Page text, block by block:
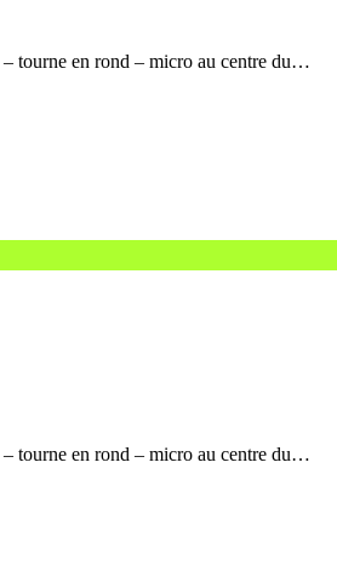
tourne en rond – micro au centre du…
tourne en rond – micro au centre du…